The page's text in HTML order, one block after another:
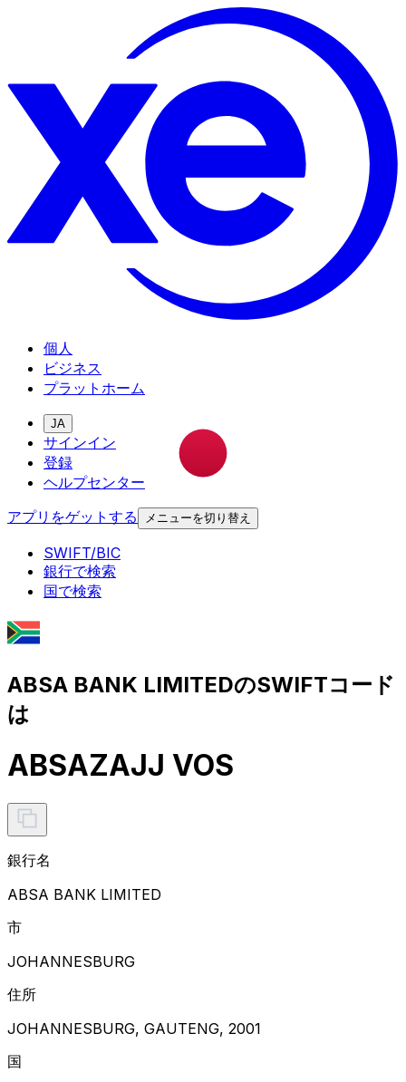
個人
ビジネス
プラットホーム
JA
サインイン
登録
ヘルプセンター
アプリをゲットする
メニューを切り替え
SWIFT/BIC
銀行で検索
国で検索
ABSA BANK LIMITEDのSWIFTコード
は
ABSAZAJJ VOS
銀行名
ABSA BANK LIMITED
市
JOHANNESBURG
住所
JOHANNESBURG, GAUTENG, 2001
国